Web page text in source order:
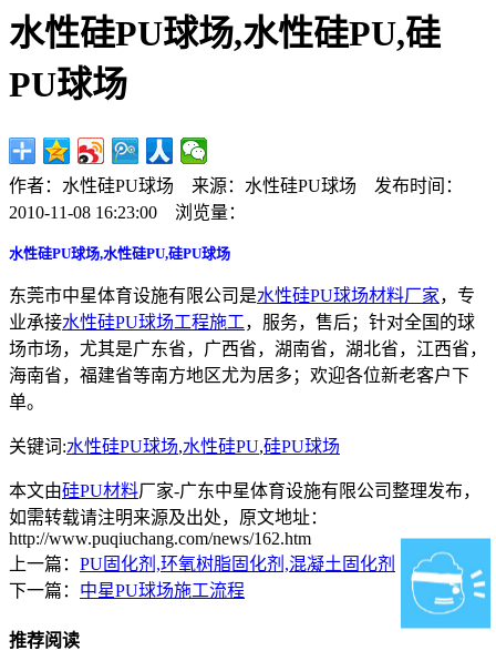
水性硅PU球场,水性硅PU,硅
PU球场
作者：水性硅PU球场 来源：水性硅PU球场 发布时间：
2010-11-08 16:23:00 浏览量：
水性硅PU球场,水性硅PU,硅PU球场
东莞市中星体育设施有限公司是水性硅PU球场材料厂家，专
业承接水性硅PU球场工程施工，服务，售后；针对全国的球
场市场，尤其是广东省，广西省，湖南省，湖北省，江西省，
海南省，福建省等南方地区尤为居多；欢迎各位新老客户下
单。
关键词:水性硅PU球场,水性硅PU,硅PU球场
本文由硅PU材料厂家-广东中星体育设施有限公司整理发布，
如需转载请注明来源及出处，原文地址：
http://www.puqiuchang.com/news/162.htm
上一篇： PU固化剂,环氧树脂固化剂,混凝土固化剂
下一篇： 中星PU球场施工流程
推荐阅读